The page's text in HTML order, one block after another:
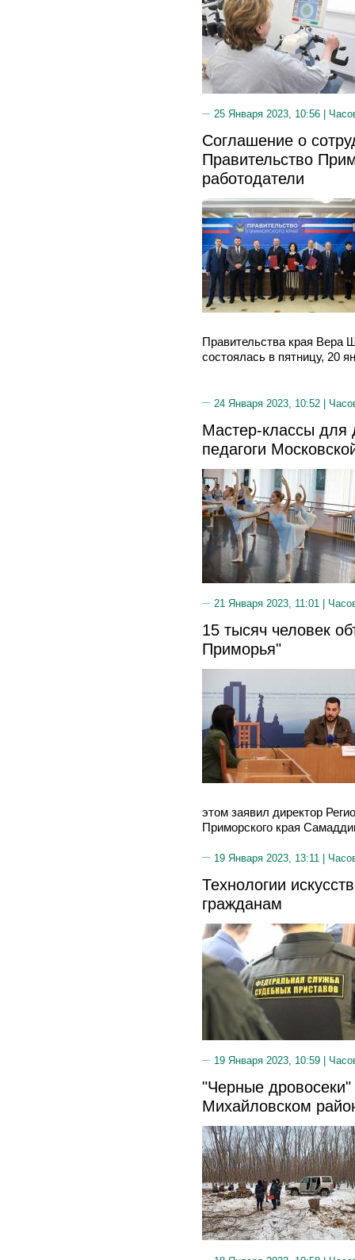
25 Января 2023, 10:56 |
Соглашение о
Правительство
работодатели
Правительства края Вера
состоялась в пятницу, 20
24 Января 2023, 10:52 |
Мастер-классы для
педагоги
21 Января 2023, 11:01 |
15 тысяч человек
Приморья"
этом заявил директор
Приморского края
19 Января 2023, 13:11 |
Технологии
гражданам
19 Января 2023, 10:59 |
"Черные
Михайловском